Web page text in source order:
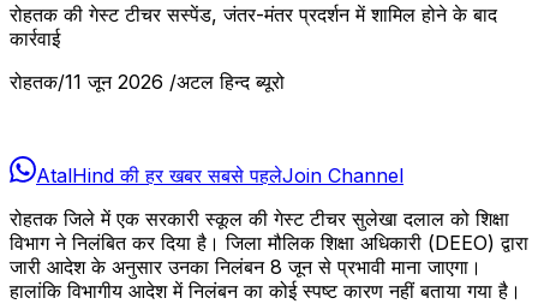
रोहतक की गेस्ट टीचर सस्पेंड, जंतर-मंतर प्रदर्शन में शामिल होने के बाद
कार्रवाई
रोहतक/11 जून 2026 /अटल हिन्द ब्यूरो
AtalHind की हर खबर सबसे पहलेJoin Channel
रोहतक जिले में एक सरकारी स्कूल की गेस्ट टीचर सुलेखा दलाल को शिक्षा
विभाग ने निलंबित कर दिया है। जिला मौलिक शिक्षा अधिकारी (DEEO) द्वारा
जारी आदेश के अनुसार उनका निलंबन 8 जून से प्रभावी माना जाएगा।
हालांकि विभागीय आदेश में निलंबन का कोई स्पष्ट कारण नहीं बताया गया है।